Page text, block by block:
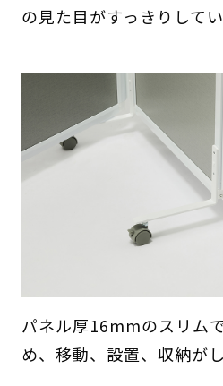
の見た目がすっきりしてい
パネル厚16mmのスリム
め、移動、設置、収納が